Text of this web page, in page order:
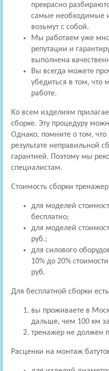
прекрасно
самые необходимые
возьмут с собой.
Мы работаем уже
репутации и
выполнена
Вы всегда можете
убедиться в том, что
работе.
Ко всем изделиям
сборке. Эту процедуру
Однако, помните о том,
результате неправильной
гарантией. Поэтому мы
специалистам.
Стоимость сборки
для моделей
бесплатно;
для моделей
руб.;
для силового
10% до 20%
руб.
Для бесплатной сборки
вы проживаете в
дальше, чем 100 км
тренажер не должен
Расценки на монтаж